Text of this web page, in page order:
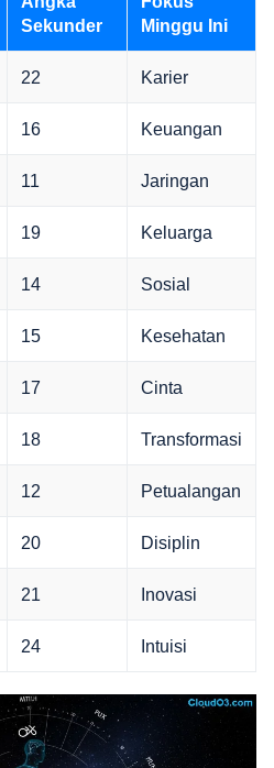
Sekunder
Minggu Ini
22 Karier
16 Keuangan
11 Jaringan
19 Keluarga
14 Sosial
15 Kesehatan
17 Cinta
18 Transformasi
12 Petualangan
20 Disiplin
21 Inovasi
24 Intuisi